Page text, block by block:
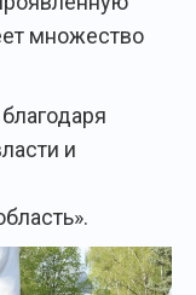
множество
и